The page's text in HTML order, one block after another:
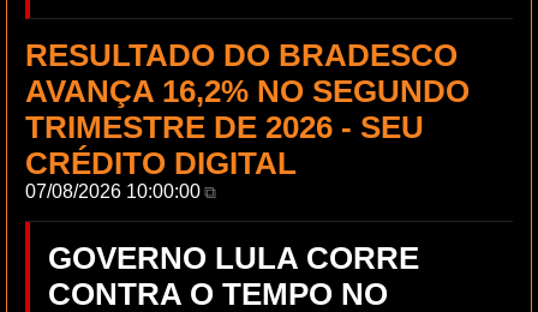
RESULTADO DO BRADESCO
AVANÇA 16,2% NO SEGUNDO
TRIMESTRE DE 2026 - SEU
CRÉDITO DIGITAL
07/08/2026 10:00:00⧉
GOVERNO LULA CORRE
CONTRA O TEMPO NO